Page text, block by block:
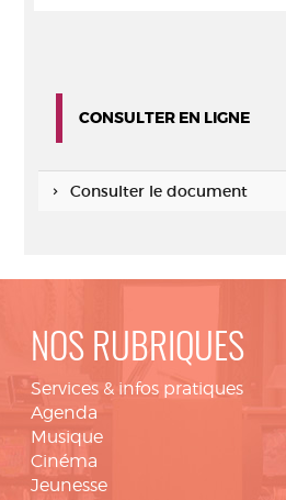
CONSULTER EN LIGNE
Consulter le document
NOS RUBRIQUES
Services & infos pratiques
Agenda
Musique
Cinéma
Jeunesse